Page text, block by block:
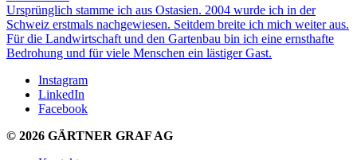
Ursprünglich stamme ich aus Ostasien. 2004 wurde ich in der
Schweiz erstmals nachgewiesen. Seitdem breite ich mich weiter aus.
Für die Landwirtschaft und den Gartenbau bin ich eine ernsthafte
Bedrohung und für viele Menschen ein lästiger Gast.
Instagram
LinkedIn
Facebook
© 2026 GÄRTNER GRAF AG